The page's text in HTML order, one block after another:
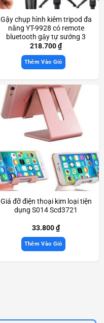
Gậy chụp hình kiêm tripod đa
năng YT-9928 có remote
bluetooth gậy tự sướng 3
chân chắc chắn Scd3619
218.700₫
Thêm Vào Giỏ
Giá đỡ điện thoại kim loại tiện
dụng S014 Scd3721
33.800₫
Thêm Vào Giỏ